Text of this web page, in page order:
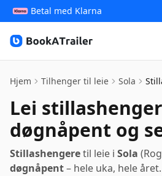
Betal med Klarna
Hjem Tilhenger til leie Sola
Lei
døgnåpent og
Stillashengeretil leie i Sola
døgnåpent– hele uka, hele